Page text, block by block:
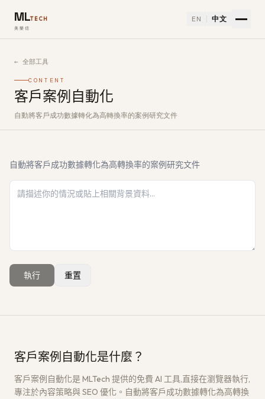
MLTECH
美樂信
EN 中文
← 全部工具
CONTENT
客戶案例自動化
如何使用客戶案例自動化免費 AI 工具
自動將客戶成功數據轉化為高轉換率的案例研究文件
自動將客戶成功數據轉化為高轉換率的案例研究文件
執行 重置
客戶案例自動化是什麼？
客戶案例自動化是 MLTech 提供的免費 AI 工具,直接在瀏覽器執行,
專注於內容策略與 SEO 優化。自動將客戶成功數據轉化為高轉換